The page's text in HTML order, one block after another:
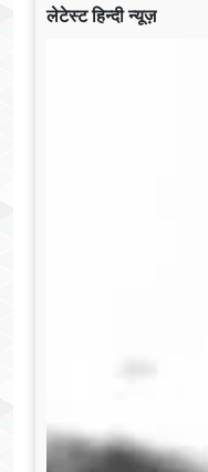
लेटेस्ट हिन्दी न्यूज़